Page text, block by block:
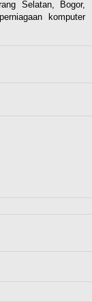
Selatan, Bogor,
komputer